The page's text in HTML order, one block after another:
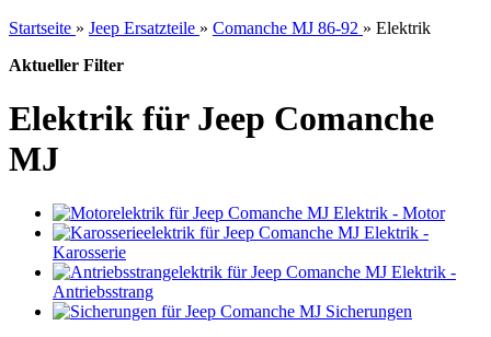
Startseite » Jeep Ersatzteile » Comanche MJ 86-92 » Elektrik
Aktueller Filter
Elektrik für Jeep Comanche
MJ
Elektrik - Motor
Elektrik -
Karosserie
Elektrik -
Antriebsstrang
Sicherungen